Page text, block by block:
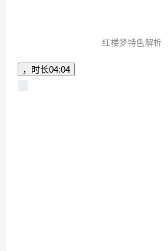
红楼梦特色解析
，时长04:04